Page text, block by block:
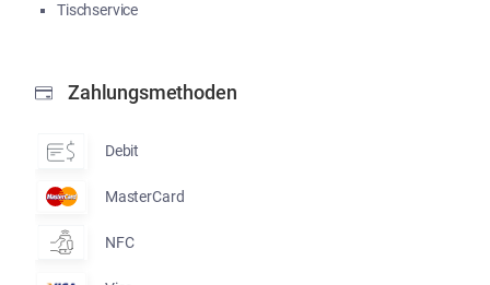
Tischservice
Zahlungsmethoden
Debit
MasterCard
NFC